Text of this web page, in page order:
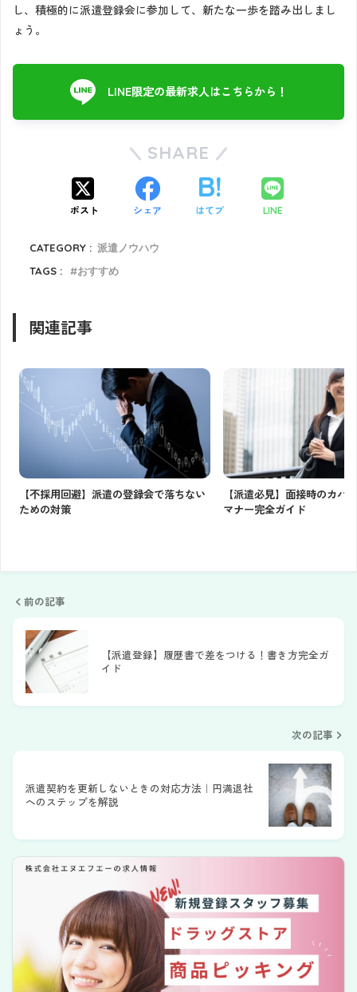
し、積極的に派遣登録会に参加して、新たな一歩を踏み出しまし
ょう。
LINE限定の最新求人はこちらから！
SHARE
ポスト シェア はてブ LINE
CATEGORY : 派遣ノウハウ
TAGS :
おすすめ
関連記事
【不採用回避】派遣の登録会で落ちない
ための対策
【派遣必見】面接時のカバ
マナー完全ガイド
前の記事
【派遣登録】履歴書で差をつける！書き方完全ガ
イド
次の記事
派遣契約を更新しないときの対応方法｜円満退社
へのステップを解説